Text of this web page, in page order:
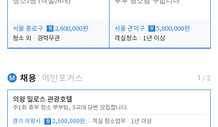
서울 종로구 월 2,600,000원
청소 외
경력무관
서울 관악구 월 5,800,000원
객실청소
1년 이상
채용 메인포커스 1 / 2
의왕 밀로스 관광호텔
주1회 휴무 청소 부부팀, 3교대 당번 모집합니다.
경기 의왕시 월 2,500,000원 객실 청소업무 1년 이상